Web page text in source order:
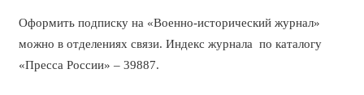
Оформить подписку на «Военно-исторический журнал»
можно в отделениях связи. Индекс журнала по каталогу
«Пресса России» – 39887.